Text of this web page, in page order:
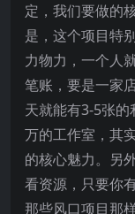
定，我们要做的
是，这个项目特
力物力，一个人
笔账，要是一家
天就能有3-5张
万的工作室，其
的核心魅力。另
看资源，只要你
那些风口项目那